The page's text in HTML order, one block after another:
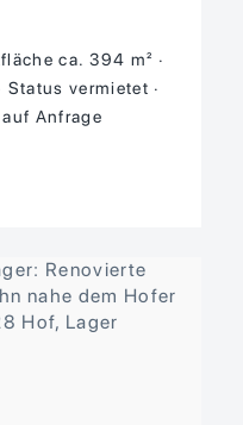
ca. 394 m²
Status vermietet
Anfrage